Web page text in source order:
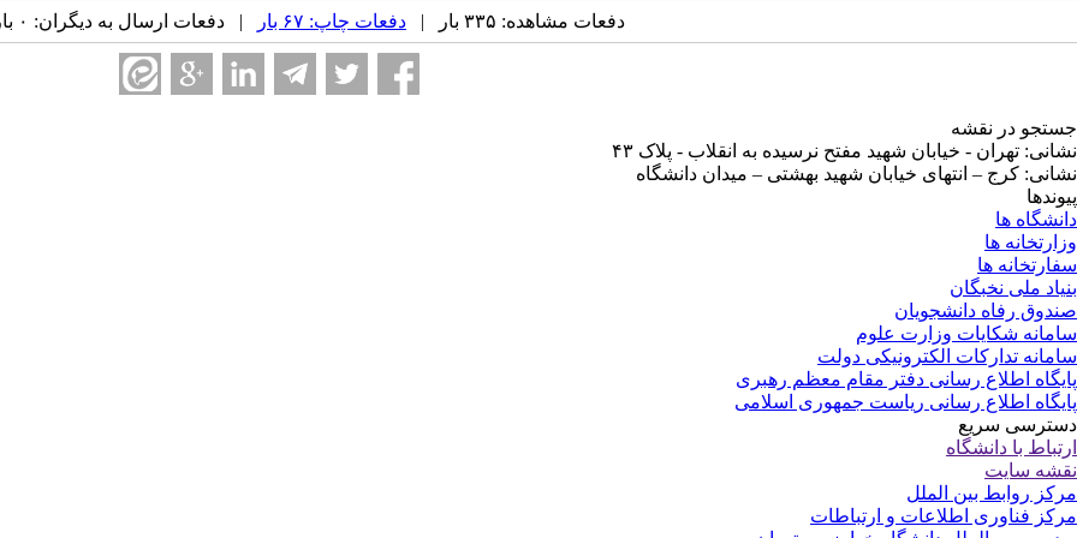
دفعات مشاهده: ۳۳۵ بار | دفعات چاپ: ۶۷ بار | دفعات ارسال به دیگران: ۰ بار |
جستجو در نقشه
نشانی: تهران - خیابان شهید مفتح نرسیده به انقلاب - پلاک ۴۳
نشانی: کرج – انتهای خیابان شهید بهشتی – میدان دانشگاه
پیوندها
دانشگاه ها
وزارتخانه ها
سفارتخانه ها
بنیاد ملی نخبگان
صندوق رفاه دانشجویان
سامانه شکایات وزارت علوم
سامانه تدارکات الکترونیکی دولت
پایگاه اطلاع رسانی دفتر مقام معظم رهبری
پایگاه اطلاع رسانی ریاست جمهوری اسلامی
دسترسی سریع
ارتباط با دانشگاه
نقشه سایت
مرکز روابط بین الملل
مرکز فناوری اطلاعات و ارتباطات